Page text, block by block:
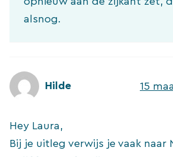
alsnog.
Hilde 15
Hey Laura,
Bij je uitleg verwijs je vaak naar